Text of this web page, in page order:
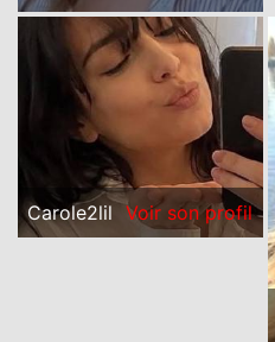
Carole2lil Voir son profil